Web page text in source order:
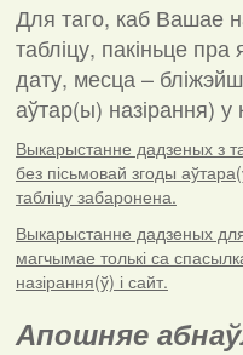
Для таго, каб Вашае
табліцу, пакіньце
дату, месца –
аўтар(ы) назірання) у
Выкарыстанне дадзеных з
без пісьмовай згоды
табліцу забаронена.
Выкарыстанне дадзеных
магчымае толькі са
назірання(ў) і сайт.
Апошняе